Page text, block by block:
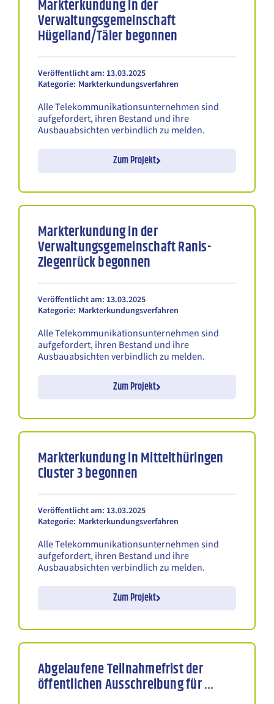
Markterkundung in der
Verwaltungsgemeinschaft
Hügelland/Täler begonnen
Veröffentlicht am: 13.03.2025
Kategorie: Markterkundungsverfahren
Alle Telekommunikationsunternehmen sind
aufgefordert, ihren Bestand und ihre
Ausbauabsichten verbindlich zu melden.
Zum Projekt
Markterkundung in der
Verwaltungsgemeinschaft Ranis-
Ziegenrück begonnen
Veröffentlicht am: 13.03.2025
Kategorie: Markterkundungsverfahren
Alle Telekommunikationsunternehmen sind
aufgefordert, ihren Bestand und ihre
Ausbauabsichten verbindlich zu melden.
Zum Projekt
Markterkundung in Mittelthüringen
Cluster 3 begonnen
Veröffentlicht am: 13.03.2025
Kategorie: Markterkundungsverfahren
Alle Telekommunikationsunternehmen sind
aufgefordert, ihren Bestand und ihre
Ausbauabsichten verbindlich zu melden.
Zum Projekt
Abgelaufene Teilnahmefrist der
öffentlichen Ausschreibung für …